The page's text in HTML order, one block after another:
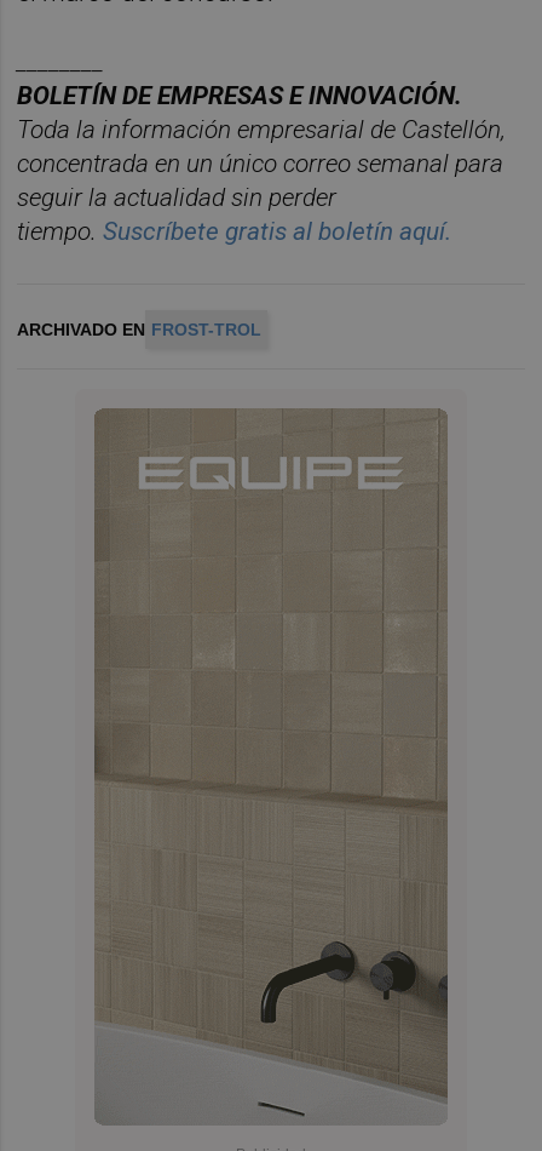
BOLETÍN DE EMPRESAS E INNOVACIÓN.
Toda la información empresarial de Castellón,
concentrada en un único correo semanal para
seguir la actualidad sin perder
tiempo.Suscríbete gratis alboletín aquí.
ARCHIVADO EN FROST-TROL